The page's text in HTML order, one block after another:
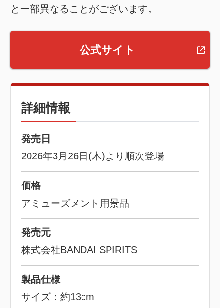
と一部異なることがございます。
公式サイト
詳細情報
発売日
2026年3月26日(木)より順次登場
価格
アミューズメント用景品
発売元
株式会社BANDAI SPIRITS
製品仕様
サイズ：約13cm